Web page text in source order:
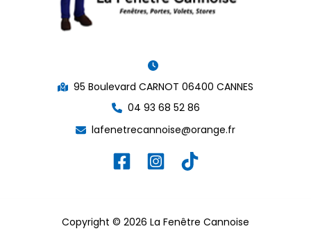
95 Boulevard CARNOT 06400 CANNES
04 93 68 52 86
lafenetrecannoise@orange.fr
Copyright © 2026 La Fenêtre Cannoise